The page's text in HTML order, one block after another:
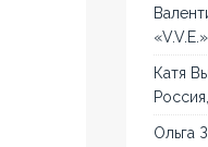
Катя
Ольга